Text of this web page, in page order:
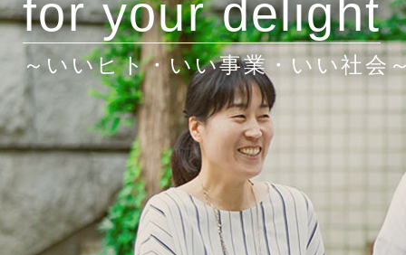
for your delight
～いいヒト・いい事業・いい社会